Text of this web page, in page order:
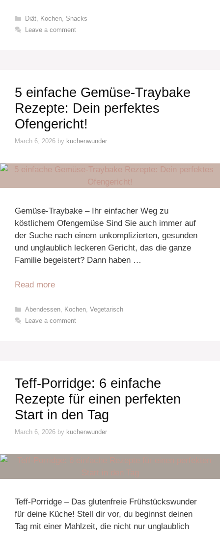
Categories
Diät, Kochen, Snacks
Leave a comment
5 einfache Gemüse-Traybake
Rezepte: Dein perfektes
Ofengericht!
March 6, 2026 by kuchenwunder
Gemüse-Traybake – Ihr einfacher Weg zu
köstlichem Ofengemüse Sind Sie auch immer auf
der Suche nach einem unkomplizierten, gesunden
und unglaublich leckeren Gericht, das die ganze
Familie begeistert? Dann haben …
Read more
Categories
Abendessen, Kochen, Vegetarisch
Leave a comment
Teff-Porridge: 6 einfache
Rezepte für einen perfekten
Start in den Tag
March 6, 2026 by kuchenwunder
Teff-Porridge – Das glutenfreie Frühstückswunder
für deine Küche! Stell dir vor, du beginnst deinen
Tag mit einer Mahlzeit, die nicht nur unglaublich